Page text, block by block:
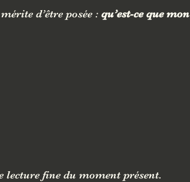
d’être posée : qu’est-ce que mon
lecture fine du moment présent.